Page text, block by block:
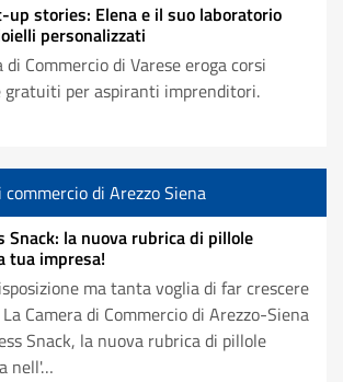
up stories: Elena e il suo laboratorio
personalizzati
di Commercio di Varese eroga corsi
gratuiti per aspiranti imprenditori.
di Arezzo Siena
Snack: la nuova rubrica di pillole
tua impresa!
ma tanta voglia di far crescere
Camera di Commercio di Arezzo-Siena
Snack, la nuova rubrica di pillole
nell'…